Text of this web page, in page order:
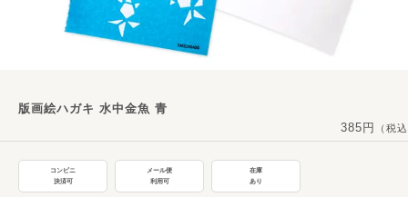
版画絵ハガキ 水中金魚 青
385円
（税
コンビニ
決済可
メール便
利用可
在庫
あり